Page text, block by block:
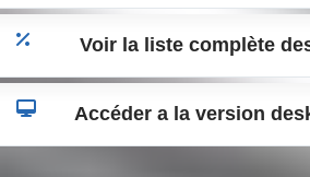
Voir la liste complète
Accéder a la version